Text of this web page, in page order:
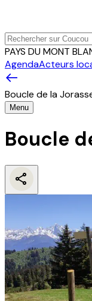
PAYS DU MONT
AgendaActeurs
Boucle de la
Menu
Boucle